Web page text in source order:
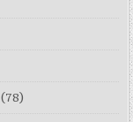
(78)